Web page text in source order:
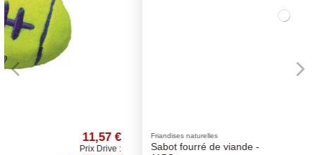
Friandises naturelles
Sabot fourré de viande -
Prix Drive :